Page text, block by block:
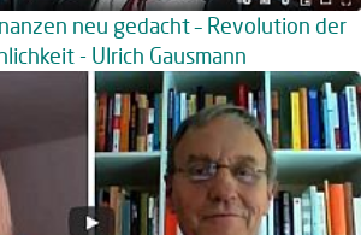
neu gedacht – Revolution der
- Ulrich Gausmann